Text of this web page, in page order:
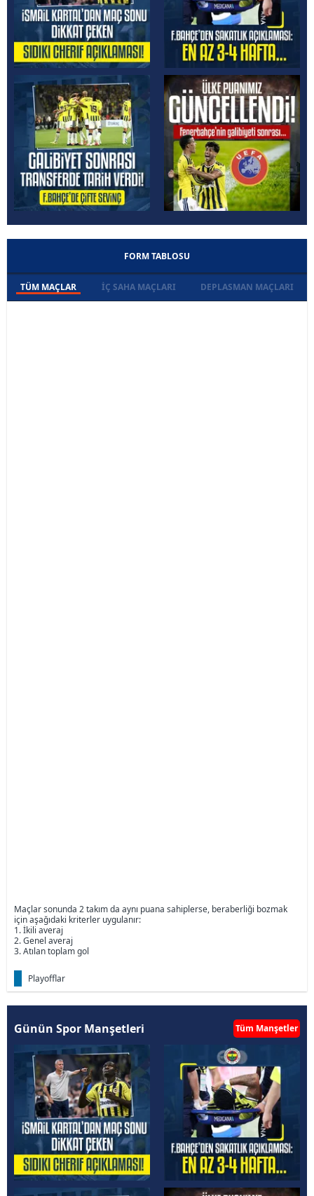
FORM TABLOSU
TÜM MAÇLAR İÇ SAHA MAÇLARI DEPLASMAN MAÇLARI
Maçlar sonunda 2 takım da aynı puana sahiplerse, beraberliği bozmak
için aşağıdaki kriterler uygulanır:
1. İkili averaj
2. Genel averaj
3. Atılan toplam gol
Playofflar
Günün Spor Manşetleri Tüm Manşetler